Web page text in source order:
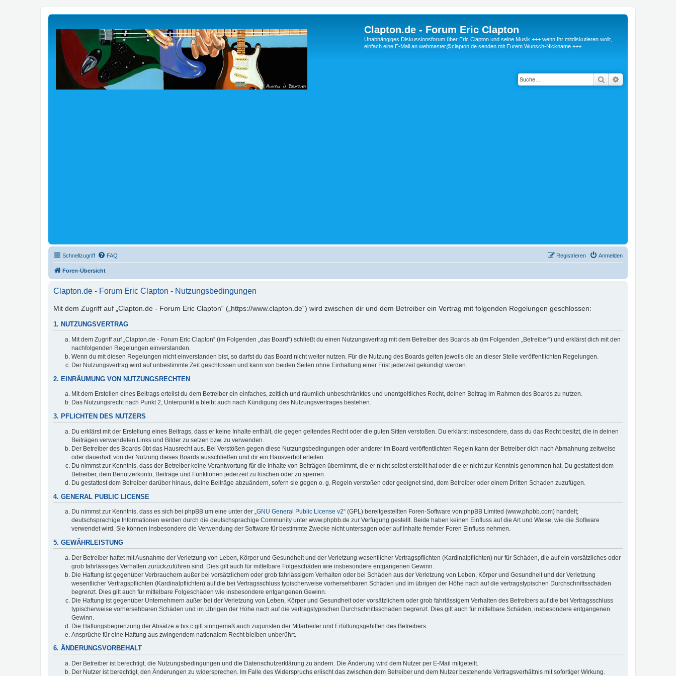
Clapton.de - Forum Eric Clapton
Unabhängiges Diskussionsforum über Eric Clapton und seine Musik +++ wenn Ihr mitdiskutieren wollt,
einfach eine E-Mail an webmaster@clapton.de senden mit Eurem Wunsch-Nickname +++
Suche
Schnellzugriff FAQ Anmelden
Registrieren
Foren-Übersicht
Clapton.de - Forum Eric Clapton - Nutzungsbedingungen
Mit dem Zugriff auf „Clapton.de - Forum Eric Clapton“ („https://www.clapton.de“) wird zwischen dir und dem Betreiber ein Vertrag mit folgenden Regelungen geschlossen:
1. NUTZUNGSVERTRAG
Mit dem Zugriff auf „Clapton.de - Forum Eric Clapton“ (im Folgenden „das Board“) schließt du einen Nutzungsvertrag mit dem Betreiber des Boards ab (im Folgenden „Betreiber“) und erklärst dich mit den
nachfolgenden Regelungen einverstanden.
Wenn du mit diesen Regelungen nicht einverstanden bist, so darfst du das Board nicht weiter nutzen. Für die Nutzung des Boards gelten jeweils die an dieser Stelle veröffentlichten Regelungen.
Der Nutzungsvertrag wird auf unbestimmte Zeit geschlossen und kann von beiden Seiten ohne Einhaltung einer Frist jederzeit gekündigt werden.
2. EINRÄUMUNG VON NUTZUNGSRECHTEN
Mit dem Erstellen eines Beitrags erteilst du dem Betreiber ein einfaches, zeitlich und räumlich unbeschränktes und unentgeltliches Recht, deinen Beitrag im Rahmen des Boards zu nutzen.
Das Nutzungsrecht nach Punkt 2, Unterpunkt a bleibt auch nach Kündigung des Nutzungsvertrages bestehen.
3. PFLICHTEN DES NUTZERS
Du erklärst mit der Erstellung eines Beitrags, dass er keine Inhalte enthält, die gegen geltendes Recht oder die guten Sitten verstoßen. Du erklärst insbesondere, dass du das Recht besitzt, die in deinen
Beiträgen verwendeten Links und Bilder zu setzen bzw. zu verwenden.
Der Betreiber des Boards übt das Hausrecht aus. Bei Verstößen gegen diese Nutzungsbedingungen oder anderer im Board veröffentlichten Regeln kann der Betreiber dich nach Abmahnung zeitweise
oder dauerhaft von der Nutzung dieses Boards ausschließen und dir ein Hausverbot erteilen.
Du nimmst zur Kenntnis, dass der Betreiber keine Verantwortung für die Inhalte von Beiträgen übernimmt, die er nicht selbst erstellt hat oder die er nicht zur Kenntnis genommen hat. Du gestattest dem
Betreiber, dein Benutzerkonto, Beiträge und Funktionen jederzeit zu löschen oder zu sperren.
Du gestattest dem Betreiber darüber hinaus, deine Beiträge abzuändern, sofern sie gegen o. g. Regeln verstoßen oder geeignet sind, dem Betreiber oder einem Dritten Schaden zuzufügen.
4. GENERAL PUBLIC LICENSE
Du nimmst zur Kenntnis, dass es sich bei phpBB um eine unter der „GNU General Public License v2“ (GPL) bereitgestellten Foren-Software von phpBB Limited (www.phpbb.com) handelt;
deutschsprachige Informationen werden durch die deutschsprachige Community unter www.phpbb.de zur Verfügung gestellt. Beide haben keinen Einfluss auf die Art und Weise, wie die Software
verwendet wird. Sie können insbesondere die Verwendung der Software für bestimmte Zwecke nicht untersagen oder auf Inhalte fremder Foren Einfluss nehmen.
5. GEWÄHRLEISTUNG
Der Betreiber haftet mit Ausnahme der Verletzung von Leben, Körper und Gesundheit und der Verletzung wesentlicher Vertragspflichten (Kardinalpflichten) nur für Schäden, die auf ein vorsätzliches oder
grob fahrlässiges Verhalten zurückzuführen sind. Dies gilt auch für mittelbare Folgeschäden wie insbesondere entgangenen Gewinn.
Die Haftung ist gegenüber Verbrauchern außer bei vorsätzlichem oder grob fahrlässigem Verhalten oder bei Schäden aus der Verletzung von Leben, Körper und Gesundheit und der Verletzung
wesentlicher Vertragspflichten (Kardinalpflichten) auf die bei Vertragsschluss typischerweise vorhersehbaren Schäden und im übrigen der Höhe nach auf die vertragstypischen Durchschnittsschäden
begrenzt. Dies gilt auch für mittelbare Folgeschäden wie insbesondere entgangenen Gewinn.
Die Haftung ist gegenüber Unternehmern außer bei der Verletzung von Leben, Körper und Gesundheit oder vorsätzlichem oder grob fahrlässigem Verhalten des Betreibers auf die bei Vertragsschluss
typischerweise vorhersehbaren Schäden und im Übrigen der Höhe nach auf die vertragstypischen Durchschnittsschäden begrenzt. Dies gilt auch für mittelbare Schäden, insbesondere entgangenen
Gewinn.
Die Haftungsbegrenzung der Absätze a bis c gilt sinngemäß auch zugunsten der Mitarbeiter und Erfüllungsgehilfen des Betreibers.
Ansprüche für eine Haftung aus zwingendem nationalem Recht bleiben unberührt.
6. ÄNDERUNGSVORBEHALT
Der Betreiber ist berechtigt, die Nutzungsbedingungen und die Datenschutzerklärung zu ändern. Die Änderung wird dem Nutzer per E-Mail mitgeteilt.
Der Nutzer ist berechtigt, den Änderungen zu widersprechen. Im Falle des Widerspruchs erlischt das zwischen dem Betreiber und dem Nutzer bestehende Vertragsverhältnis mit sofortiger Wirkung.